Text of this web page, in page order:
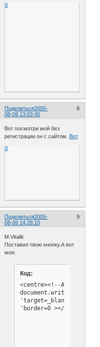
0
Поделиться 8
2005-
08-09 13:03:45
Вот посмотри мой без
регистрации он с сайтом. Вот
0
Поделиться 9
2005-
08-09 14:28:10
M.Vitalik
Поставил твою кнопку.А вот
моя:
Код:
<centre><!--Anrom-
document.write('<a
'target=_blank><img